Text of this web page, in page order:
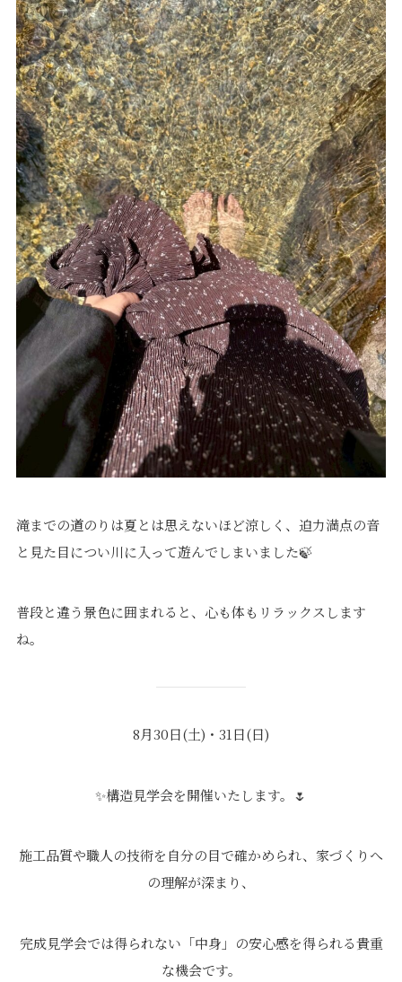
滝までの道のりは夏とは思えないほど涼しく、迫力満点の音
と見た目につい川に入って遊んでしまいました🍃
普段と違う景色に囲まれると、心も体もリラックスします
ね。
8月30日(土)・31日(日)
✨構造見学会を開催いたします。🌷
施工品質や職人の技術を自分の目で確かめられ、家づくりへ
の理解が深まり、
完成見学会では得られない「中身」の安心感を得られる貴重
な機会です。